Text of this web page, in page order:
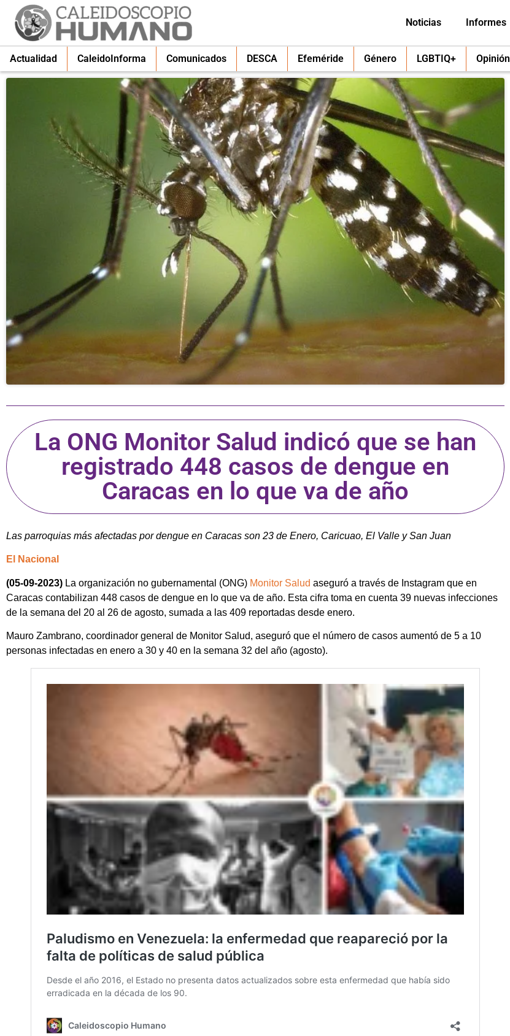
Noticias Informes
Actualidad CaleidoInforma Comunicados DESCA Efeméride Género LGBTIQ+ Opinión
La ONG Monitor Salud indicó que se han
registrado 448 casos de dengue en
Caracas en lo que va de año
Las parroquias más afectadas por dengue en Caracas son 23 de Enero, Caricuao, El Valle y San Juan
El Nacional
(05-09-2023) La organización no gubernamental (ONG) Monitor Salud aseguró a través de Instagram que en
Caracas contabilizan 448 casos de dengue en lo que va de año. Esta cifra toma en cuenta 39 nuevas infecciones
de la semana del 20 al 26 de agosto, sumada a las 409 reportadas desde enero.
Mauro Zambrano, coordinador general de Monitor Salud, aseguró que el número de casos aumentó de 5 a 10
personas infectadas en enero a 30 y 40 en la semana 32 del año (agosto).